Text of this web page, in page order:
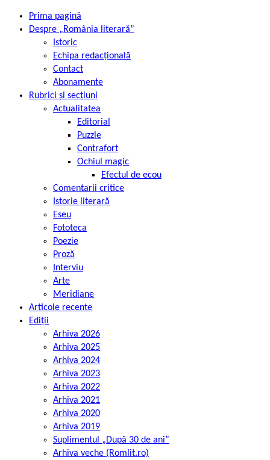
Prima pagină
Despre „România literară”
Istoric
Echipa redacțională
Contact
Abonamente
Rubrici și secțiuni
Actualitatea
Editorial
Puzzle
Contrafort
Ochiul magic
Efectul de ecou
Comentarii critice
Istorie literară
Eseu
Fototeca
Poezie
Proză
Interviu
Arte
Meridiane
Articole recente
Ediții
Arhiva 2026
Arhiva 2025
Arhiva 2024
Arhiva 2023
Arhiva 2022
Arhiva 2021
Arhiva 2020
Arhiva 2019
Suplimentul „După 30 de ani”
Arhiva veche (Romlit.ro)